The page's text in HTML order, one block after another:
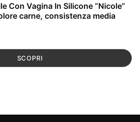
Con Vagina In Silicone “Nicole”
carne, consistenza media
SCOPRI